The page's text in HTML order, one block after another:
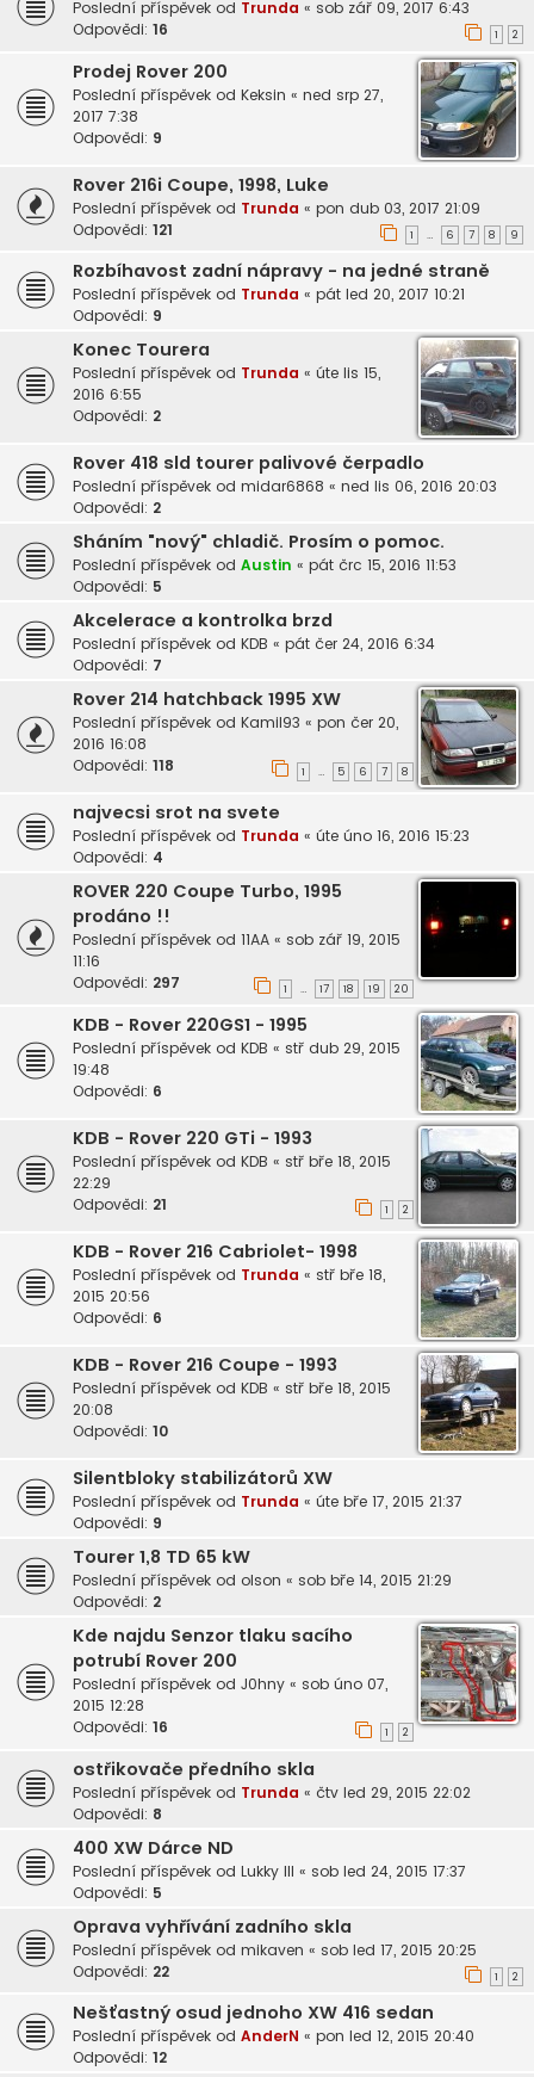
Poslední příspěvek od Trunda « sob zář 09, 2017 6:43
Odpovědi: 16 1 2
Prodej Rover 200
Poslední příspěvek od Keksin « ned srp 27,
2017 7:38
Odpovědi: 9
Rover 216i Coupe, 1998, Luke
Poslední příspěvek od Trunda « pon dub 03, 2017 21:09
Odpovědi: 121 1 … 6 7 8 9
Rozbíhavost zadní nápravy - na jedné straně
Poslední příspěvek od Trunda « pát led 20, 2017 10:21
Odpovědi: 9
Konec Tourera
Poslední příspěvek od Trunda « úte lis 15,
2016 6:55
Odpovědi: 2
Rover 418 sld tourer palivové čerpadlo
Poslední příspěvek od midar6868 « ned lis 06, 2016 20:03
Odpovědi: 2
Sháním "nový" chladič. Prosím o pomoc.
Poslední příspěvek od Austin « pát črc 15, 2016 11:53
Odpovědi: 5
Akcelerace a kontrolka brzd
Poslední příspěvek od KDB « pát čer 24, 2016 6:34
Odpovědi: 7
Rover 214 hatchback 1995 XW
Poslední příspěvek od Kamil93 « pon čer 20,
2016 16:08
Odpovědi: 118 1 … 5 6 7 8
najvecsi srot na svete
Poslední příspěvek od Trunda « úte úno 16, 2016 15:23
Odpovědi: 4
ROVER 220 Coupe Turbo, 1995
prodáno !!
Poslední příspěvek od 11AA « sob zář 19, 2015
11:16
Odpovědi: 297 1 … 17 18 19 20
KDB - Rover 220GS1 - 1995
Poslední příspěvek od KDB « stř dub 29, 2015
19:48
Odpovědi: 6
KDB - Rover 220 GTi - 1993
Poslední příspěvek od KDB « stř bře 18, 2015
22:29
Odpovědi: 21 1 2
KDB - Rover 216 Cabriolet- 1998
Poslední příspěvek od Trunda « stř bře 18,
2015 20:56
Odpovědi: 6
KDB - Rover 216 Coupe - 1993
Poslední příspěvek od KDB « stř bře 18, 2015
20:08
Odpovědi: 10
Silentbloky stabilizátorů XW
Poslední příspěvek od Trunda « úte bře 17, 2015 21:37
Odpovědi: 9
Tourer 1,8 TD 65 kW
Poslední příspěvek od olson « sob bře 14, 2015 21:29
Odpovědi: 2
Kde najdu Senzor tlaku sacího
potrubí Rover 200
Poslední příspěvek od J0hny « sob úno 07,
2015 12:28
Odpovědi: 16 1 2
ostřikovače předního skla
Poslední příspěvek od Trunda « čtv led 29, 2015 22:02
Odpovědi: 8
400 XW Dárce ND
Poslední příspěvek od Lukky III « sob led 24, 2015 17:37
Odpovědi: 5
Oprava vyhřívání zadního skla
Poslední příspěvek od mikaven « sob led 17, 2015 20:25
Odpovědi: 22 1 2
Nešťastný osud jednoho XW 416 sedan
Poslední příspěvek od AnderN « pon led 12, 2015 20:40
Odpovědi: 12